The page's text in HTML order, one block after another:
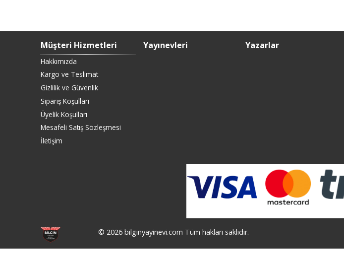
Müşteri Hizmetleri
Hakkımızda
Kargo ve Teslimat
Gizlilik ve Güvenlik
Sipariş Koşulları
Üyelik Koşulları
Mesafeli Satış Sözleşmesi
İletişim
Yayınevleri Yazarlar
© 2026 bilginyayinevi.com Tüm hakları saklıdır.